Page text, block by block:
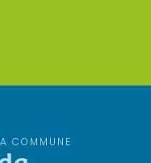
COMMUNE